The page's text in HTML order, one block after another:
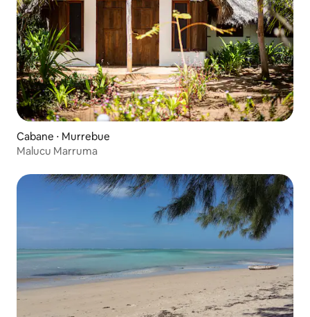
Cabane ⋅ Murrebue
Malucu Marruma